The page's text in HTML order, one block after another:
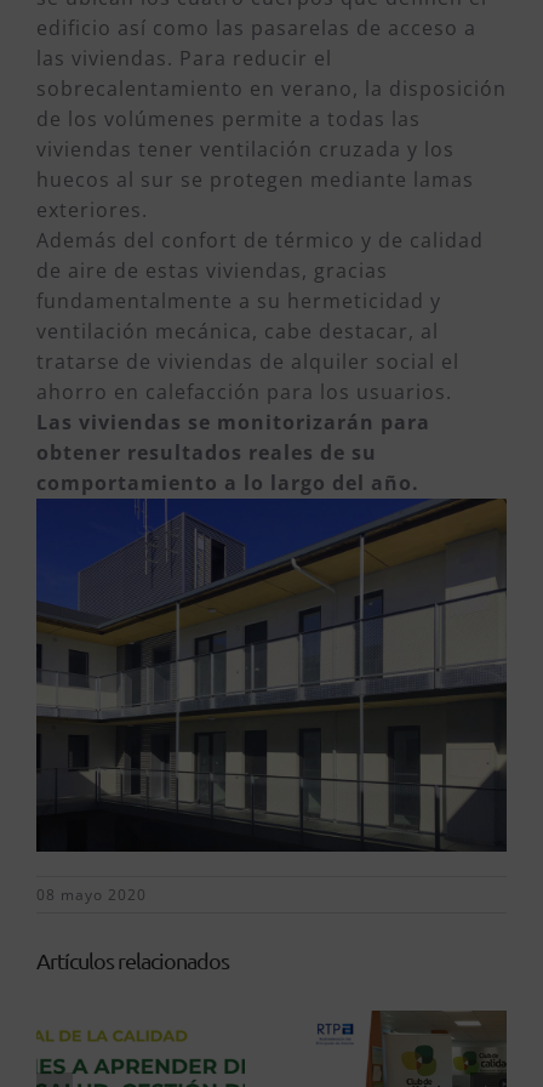
edificio así como las pasarelas de acceso a
las viviendas. Para reducir el
sobrecalentamiento en verano, la disposición
de los volúmenes permite a todas las
viviendas tener ventilación cruzada y los
huecos al sur se protegen mediante lamas
exteriores.
Además del confort de térmico y de calidad
de aire de estas viviendas, gracias
fundamentalmente a su hermeticidad y
ventilación mecánica, cabe destacar, al
tratarse de viviendas de alquiler social el
ahorro en calefacción para los usuarios.
Las viviendas se monitorizarán para
obtener resultados reales de su
comportamiento a lo largo del año.
08 mayo 2020
Artículos relacionados